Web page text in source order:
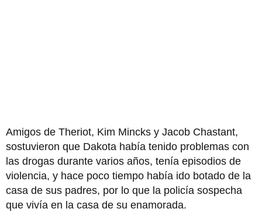
Amigos de Theriot, Kim Mincks y Jacob Chastant,
sostuvieron que Dakota había tenido problemas con
las drogas durante varios años, tenía episodios de
violencia, y hace poco tiempo había ido botado de la
casa de sus padres, por lo que la policía sospecha
que vivía en la casa de su enamorada.